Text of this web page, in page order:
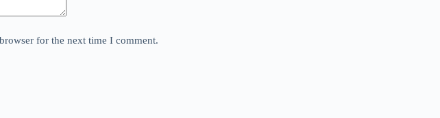
for the next time I comment.